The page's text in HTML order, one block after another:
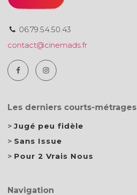
06.79.54.50.43
contact@cinemads.fr
Les derniers courts-métrages
Jugé peu fidèle
Sans Issue
Pour 2 Vrais Nous
Navigation